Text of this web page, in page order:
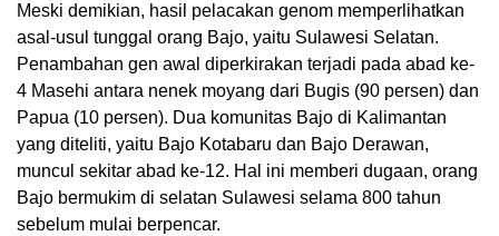
Meski demikian, hasil pelacakan genom memperlihatkan
asal-usul tunggal orang Bajo, yaitu Sulawesi Selatan.
Penambahan gen awal diperkirakan terjadi pada abad ke-
4 Masehi antara nenek moyang dari Bugis (90 persen) dan
Papua (10 persen). Dua komunitas Bajo di Kalimantan
yang diteliti, yaitu Bajo Kotabaru dan Bajo Derawan,
muncul sekitar abad ke-12. Hal ini memberi dugaan, orang
Bajo bermukim di selatan Sulawesi selama 800 tahun
sebelum mulai berpencar.